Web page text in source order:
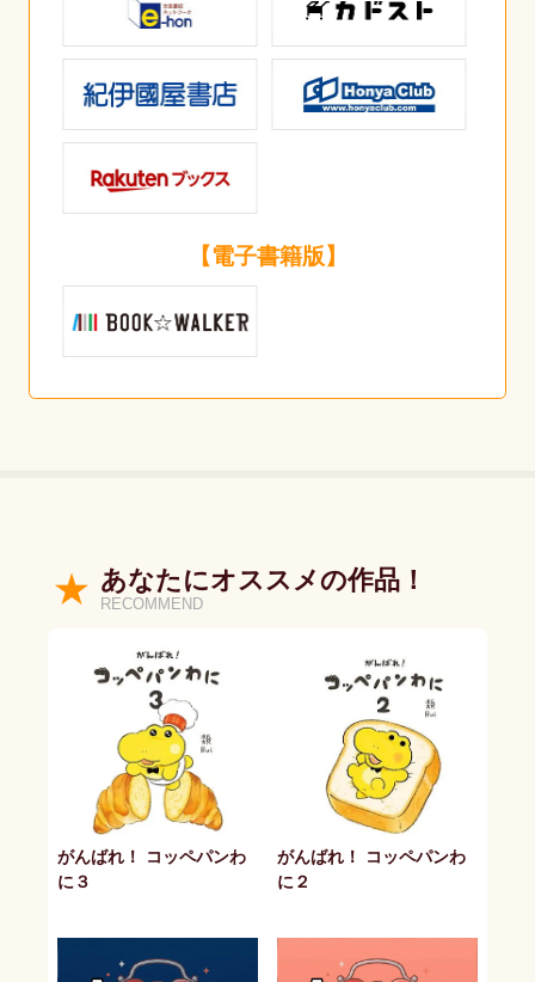
【電子書籍版】
あなたにオススメの作品！
RECOMMEND
がんばれ！ コッペパンわ
に３
がんばれ！ コッペパンわ
に２